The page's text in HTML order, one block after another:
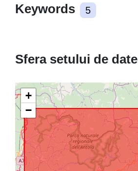
Keywords 5
Sfera setului de date
+
−